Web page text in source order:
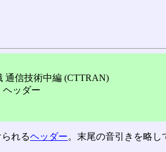
通信技術中編 (CTTRAN)
ヘッダー
れるヘッダー。末尾の音引きを略し